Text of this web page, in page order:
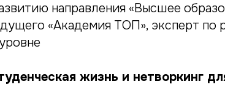
направления «Высшее
«Академия ТОП», эксперт по
жизнь и нетворкинг